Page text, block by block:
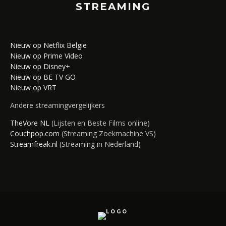
STREAMING
Nieuw op Netflix Belgie
Nieuw op Prime Video
Nieuw op Disney+
Nieuw op BE TV GO
Nieuw op VRT
Andere streamingvergelijkers
TheVore NL (Lijsten en Beste Films online)
Couchpop.com (Streaming Zoekmachine VS)
Streamfreak.nl (Streaming in Nederland)